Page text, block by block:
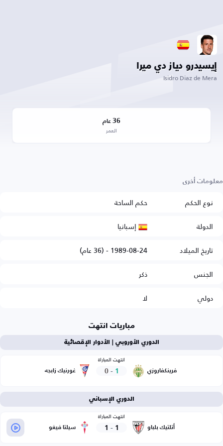
إيسيدرو دياز دي ميرا
Isidro Diaz de Mera
36 عام
العمر
معلومات أخرى
نوع الحكم
حكم الساحة
الدولة
إسبانيا
تاريخ الميلاد
1989-08-24 - (36 عام)
الجنس
ذكر
دولي
لا
مباريات انتهت
الدوري الأوروبي | الأدوار الإقصائية
فرينكفاروزي
انتهت المباراة
1
-
0 غورنيك زابجه
الدوري الإسباني
أتلتيك بلباو
انتهت المباراة
1
-
1 سيلتا فيغو